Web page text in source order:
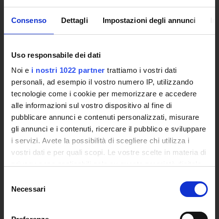
Consenso Dettagli Impostazioni degli annunci
Uso responsabile dei dati
Noi e i nostri 1022 partner trattiamo i vostri dati
personali, ad esempio il vostro numero IP, utilizzando
tecnologie come i cookie per memorizzare e accedere
alle informazioni sul vostro dispositivo al fine di
pubblicare annunci e contenuti personalizzati, misurare
gli annunci e i contenuti, ricercare il pubblico e sviluppare
i servizi. Avete la possibilità di scegliere chi utilizza i
vostri dati e per quali scopi. Le vostre scelte in materia di
modificare o revocare il proprio consenso in qualsiasi
momento dalla Dichiarazione sui cookie o facendo clic
delNecessari
DPCM 4/8/23
Certificazioni e Alta Formazione Professionale
Mondo Scuola - Corsi per Insegnanti
Riepilogo Offerta Formativa
Manifesto degli Studi
Classi dei Corsi di Studio
Guida alla visualizzazione delle Schede Corso
MASTER
Master Primo e Secondo Livello